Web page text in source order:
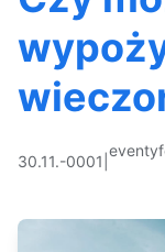
30.11.-0001
eventy